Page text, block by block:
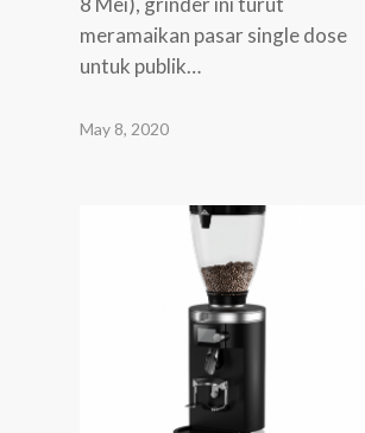
meramaikan pasar single dose
untuk publik…
May 8, 2020